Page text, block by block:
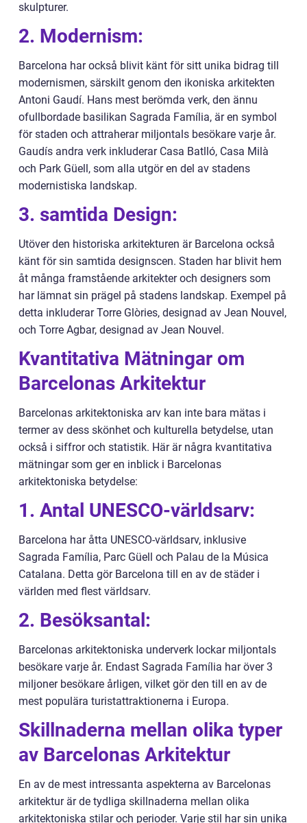
skulpturer.
2. Modernism:
Barcelona har också blivit känt för sitt unika bidrag till
modernismen, särskilt genom den ikoniska arkitekten
Antoni Gaudí. Hans mest berömda verk, den ännu
ofullbordade basilikan Sagrada Família, är en symbol
för staden och attraherar miljontals besökare varje år.
Gaudís andra verk inkluderar Casa Batlló, Casa Milà
och Park Güell, som alla utgör en del av stadens
modernistiska landskap.
3. samtida Design:
Utöver den historiska arkitekturen är Barcelona också
känt för sin samtida designscen. Staden har blivit hem
åt många framstående arkitekter och designers som
har lämnat sin prägel på stadens landskap. Exempel på
detta inkluderar Torre Glòries, designad av Jean Nouvel,
och Torre Agbar, designad av Jean Nouvel.
Kvantitativa Mätningar om
Barcelonas Arkitektur
Barcelonas arkitektoniska arv kan inte bara mätas i
termer av dess skönhet och kulturella betydelse, utan
också i siffror och statistik. Här är några kvantitativa
mätningar som ger en inblick i Barcelonas
arkitektoniska betydelse:
1. Antal UNESCO-världsarv:
Barcelona har åtta UNESCO-världsarv, inklusive
Sagrada Família, Parc Güell och Palau de la Música
Catalana. Detta gör Barcelona till en av de städer i
världen med flest världsarv.
2. Besöksantal:
Barcelonas arkitektoniska underverk lockar miljontals
besökare varje år. Endast Sagrada Família har över 3
miljoner besökare årligen, vilket gör den till en av de
mest populära turistattraktionerna i Europa.
Skillnaderna mellan olika typer
av Barcelonas Arkitektur
En av de mest intressanta aspekterna av Barcelonas
arkitektur är de tydliga skillnaderna mellan olika
arkitektoniska stilar och perioder. Varje stil har sin unika